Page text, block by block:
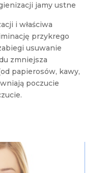
jamy ustne
i właściwa
przykrego
usuwanie
zmniejsza
papierosów, kawy,
poczucie